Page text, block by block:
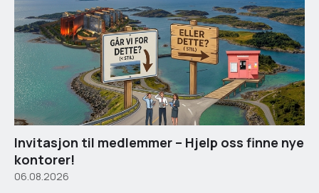
Invitasjon til medlemmer – Hjelp oss finne nye
kontorer!
06.08.2026